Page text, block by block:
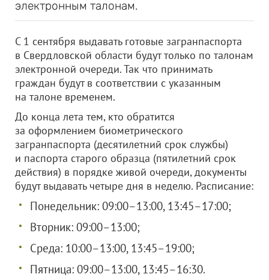
электронным талонам.
С 1 сентября выдавать готовые загранпаспорта
в Свердловской области будут только по талонам
электронной очереди. Так что принимать
граждан будут в соответствии с указанным
на талоне временем.
До конца лета тем, кто обратится
за оформлением биометрического
загранпаспорта (десятилетний срок службы)
и паспорта старого образца (пятилетний срок
действия) в порядке живой очереди, документы
будут выдавать четыре дня в неделю. Расписание:
Понедельник: 09:00–13:00, 13:45–17:00;
Вторник: 09:00–13:00;
Среда: 10:00–13:00, 13:45–19:00;
Пятница: 09:00–13:00, 13:45–16:30.